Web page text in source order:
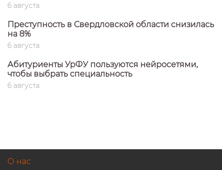
6 августа
Преступность в Свердловской области снизилась
на 8%
6 августа
Абитуриенты УрФУ пользуются нейросетями,
чтобы выбрать специальность
6 августа
О нас